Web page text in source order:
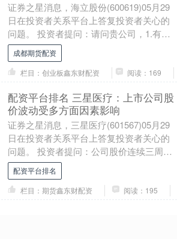
证券之星消息，海立股份(600619)05月29
日在投资者关系平台上答复投资者关心的
问题。 投资者提问：请问贵公司，1.有磁
悬浮概念和产品吗？2.有的话为啥业绩....
成都期货配资
栏目：创业板鑫东财配资
阅读：169
配资平台排名 三星医疗：上市公司股
价波动受多方面因素影响
证券之星消息，三星医疗(601567)05月29
日在投资者关系平台上答复投资者关心的
问题。 投资者提问：公司股价连续三周下
跌，且连续放量下跌，公司是否有经营和
合....
配资平台排名
栏目：期货鑫东财配资
阅读：195